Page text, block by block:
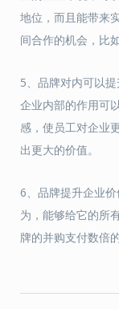
地位，而且能带来
间合作的机会，比
5、品牌对内可以
企业内部的作用可
感，使员工对企业
出更大的价值。
6、品牌提升企业
为，能够给它的所
牌的并购支付数倍